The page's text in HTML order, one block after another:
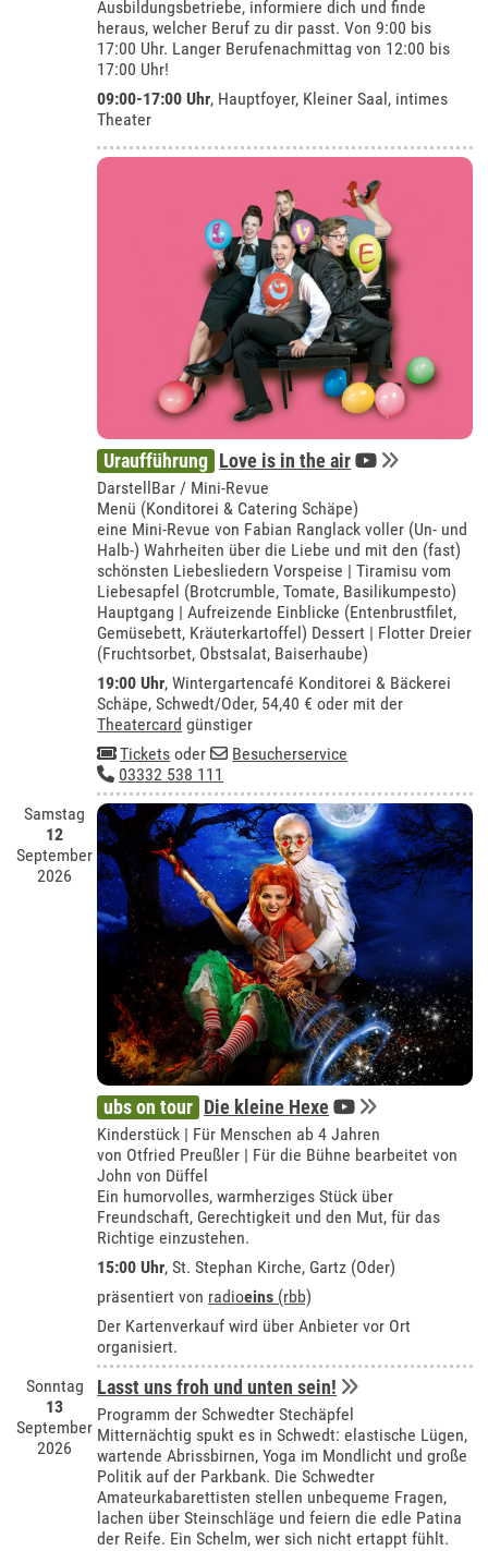
Ausbildungsbetriebe, informiere dich und finde
heraus, welcher Beruf zu dir passt. Von 9:00 bis
17:00 Uhr. Langer Berufenachmittag von 12:00 bis
17:00 Uhr!
09:00-17:00 Uhr, Hauptfoyer, Kleiner Saal, intimes
Theater
Uraufführung Love is in the air
DarstellBar / Mini-Revue
Menü (Konditorei & Catering Schäpe)
eine Mini-Revue von Fabian Ranglack voller (Un- und
Halb-) Wahrheiten über die Liebe und mit den (fast)
schönsten Liebesliedern Vorspeise | Tiramisu vom
Liebesapfel (Brotcrumble, Tomate, Basilikumpesto)
Hauptgang | Aufreizende Einblicke (Entenbrustfilet,
Gemüsebett, Kräuterkartoffel) Dessert | Flotter Dreier
(Fruchtsorbet, Obstsalat, Baiserhaube)
19:00 Uhr,Wintergartencafé Konditorei & Bäckerei
Schäpe, Schwedt/Oder, 54,40 € oder mit der
Theatercard günstiger
Tickets oder
Besucherservice
03332 538 111
Samstag
12
September
2026
ubs on tour Die kleine Hexe
Kinderstück | Für Menschen ab 4 Jahren
von Otfried Preußler | Für die Bühne bearbeitet von
John von Düffel
Ein humorvolles, warmherziges Stück über
Freundschaft, Gerechtigkeit und den Mut, für das
Richtige einzustehen.
15:00 Uhr, St. Stephan Kirche, Gartz (Oder)
präsentiert von radioeins (rbb)
Der Kartenverkauf wird über Anbieter vor Ort
organisiert.
Sonntag
13
September
2026
Lasst uns froh und unten sein!
Programm der Schwedter Stechäpfel
Mitternächtig spukt es in Schwedt: elastische Lügen,
wartende Abrissbirnen, Yoga im Mondlicht und große
Politik auf der Parkbank. Die Schwedter
Amateurkabarettisten stellen unbequeme Fragen,
lachen über Steinschläge und feiern die edle Patina
der Reife. Ein Schelm, wer sich nicht ertappt fühlt.